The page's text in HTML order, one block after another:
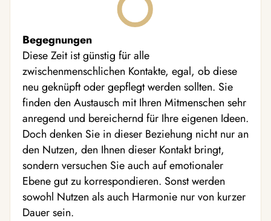
Begegnungen
Diese Zeit ist günstig für alle
zwischenmenschlichen Kontakte, egal, ob diese
neu geknüpft oder gepflegt werden sollten. Sie
finden den Austausch mit Ihren Mitmenschen sehr
anregend und bereichernd für Ihre eigenen Ideen.
Doch denken Sie in dieser Beziehung nicht nur an
den Nutzen, den Ihnen dieser Kontakt bringt,
sondern versuchen Sie auch auf emotionaler
Ebene gut zu korrespondieren. Sonst werden
sowohl Nutzen als auch Harmonie nur von kurzer
Dauer sein.